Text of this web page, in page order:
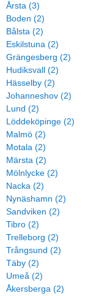
Årsta (3)
Boden (2)
Bålsta (2)
Eskilstuna (2)
Grängesberg (2)
Hudiksvall (2)
Hässelby (2)
Johanneshov (2)
Lund (2)
Löddeköpinge (2)
Malmö (2)
Motala (2)
Märsta (2)
Mölnlycke (2)
Nacka (2)
Nynäshamn (2)
Sandviken (2)
Tibro (2)
Trelleborg (2)
Trångsund (2)
Täby (2)
Umeå (2)
Åkersberga (2)